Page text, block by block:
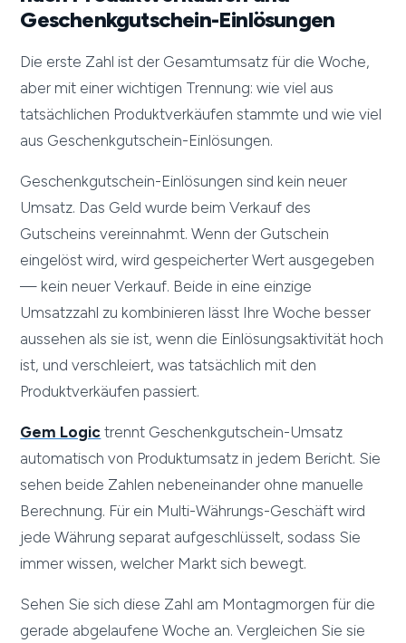
Geschenkgutschein-Einlösungen
Die erste Zahl ist der Gesamtumsatz für die Woche,
aber mit einer wichtigen Trennung: wie viel aus
tatsächlichen Produktverkäufen stammte und wie viel
aus Geschenkgutschein-Einlösungen.
Geschenkgutschein-Einlösungen sind kein neuer
Umsatz. Das Geld wurde beim Verkauf des
Gutscheins vereinnahmt. Wenn der Gutschein
eingelöst wird, wird gespeicherter Wert ausgegeben
— kein neuer Verkauf. Beide in eine einzige
Umsatzzahl zu kombinieren lässt Ihre Woche besser
aussehen als sie ist, wenn die Einlösungsaktivität hoch
ist, und verschleiert, was tatsächlich mit den
Produktverkäufen passiert.
Gem Logic trennt Geschenkgutschein-Umsatz
automatisch von Produktumsatz in jedem Bericht. Sie
sehen beide Zahlen nebeneinander ohne manuelle
Berechnung. Für ein Multi-Währungs-Geschäft wird
jede Währung separat aufgeschlüsselt, sodass Sie
immer wissen, welcher Markt sich bewegt.
Sehen Sie sich diese Zahl am Montagmorgen für die
gerade abgelaufene Woche an. Vergleichen Sie sie